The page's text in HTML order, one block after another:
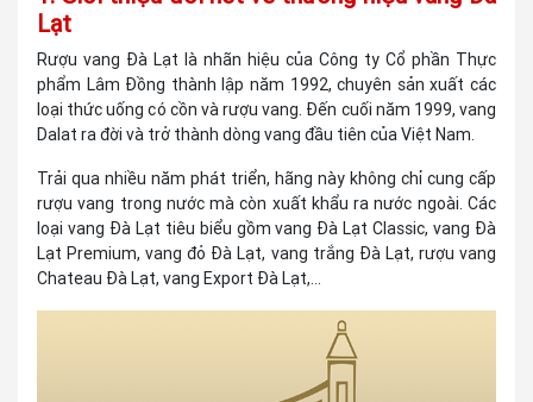
Lạt
Rượu vang Đà Lạt là nhãn hiệu của Công ty Cổ phần Thực
phẩm Lâm Đồng thành lập năm 1992, chuyên sản xuất các
loại thức uống có cồn và rượu vang. Đến cuối năm 1999, vang
Dalat ra đời và trở thành dòng vang đầu tiên của Việt Nam.
Trải qua nhiều năm phát triển, hãng này không chỉ cung cấp
rượu vang trong nước mà còn xuất khẩu ra nước ngoài. Các
loại vang Đà Lạt tiêu biểu gồm vang Đà Lạt Classic, vang Đà
Lạt Premium, vang đỏ Đà Lạt, vang trắng Đà Lạt, rượu vang
Chateau Đà Lạt, vang Export Đà Lạt,...